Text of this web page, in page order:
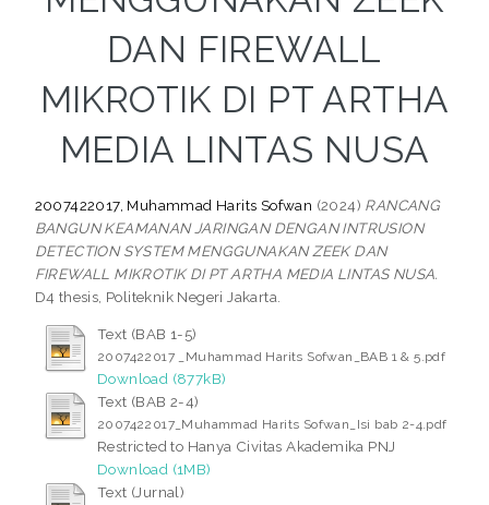
DAN FIREWALL
MIKROTIK DI PT ARTHA
MEDIA LINTAS NUSA
2007422017, Muhammad Harits Sofwan (2024) RANCANG
BANGUN KEAMANAN JARINGAN DENGAN INTRUSION
DETECTION SYSTEM MENGGUNAKAN ZEEK DAN
FIREWALL MIKROTIK DI PT ARTHA MEDIA LINTAS NUSA.
D4 thesis, Politeknik Negeri Jakarta.
Text (BAB 1-5)
2007422017 _Muhammad Harits Sofwan_BAB 1 & 5.pdf
Download (877kB)
Text (BAB 2-4)
2007422017_Muhammad Harits Sofwan_Isi bab 2-4.pdf
Restricted to Hanya Civitas Akademika PNJ
Download (1MB)
Text (Jurnal)